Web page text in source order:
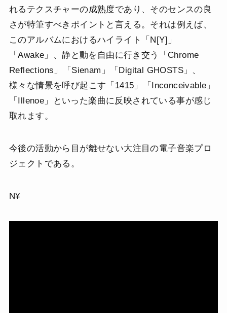
れるテクスチャーの成熟度であり、そのセンスの良
さが特筆すべきポイントと言える。それは例えば、
このアルバムにおけるハイライト「N[Y]」
「Awake」、静と動を自由に行き交う「Chrome
Reflections」「Sienam」「Digital GHOSTS」、
様々な情景を呼び起こす「1415」「Inconceivable」
「Illenoe」といった楽曲に反映されている事が感じ
取れます。
今後の活動から目が離せない大注目の電子音楽プロ
ジェクトである。
N¥